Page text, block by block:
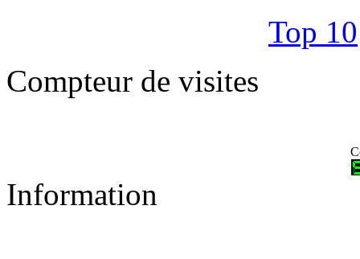
Top 10
Compteur de visites
Information